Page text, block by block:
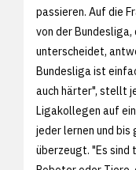
passieren. Auf die
von der
unterscheidet,
Bundesliga ist
auch härter", stellt
Ligakollegen auf
jeder lernen und bis
überzeugt. "Es sind